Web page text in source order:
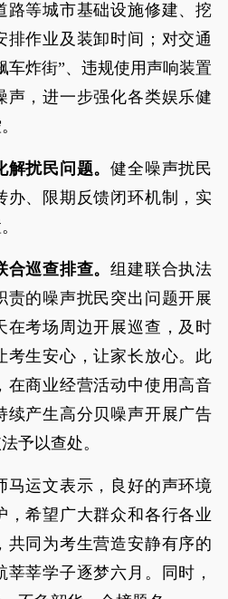
路等城市基础设施修建、挖
排作业及装卸时间；对交通
车炸街”、违规使用声响装置
声，进一步强化各类娱乐健
解扰民问题。健全噪声扰民
办、限期反馈闭环机制，实
合巡查排查。组建联合执法
责的噪声扰民突出问题开展
在考场周边开展巡查，及时
考生安心，让家长放心。此
在商业经营活动中使用高音
续产生高分贝噪声开展广告
予以查处。
马运文表示，良好的声环境
，希望广大群众和各行各业
共同为考生营造安静有序的
莘学子逐梦六月。同时，